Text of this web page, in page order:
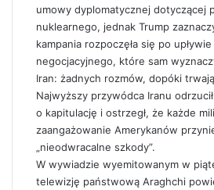
umowy dyplomatycznej dotyczącej
nuklearnego, jednak Trump
kampania rozpoczęła się po
negocjacyjnego, które sam
Iran: żadnych rozmów, dopóki
Najwyższy przywódca Iranu
o kapitulację i ostrzegł, że każde
zaangażowanie Amerykanów
„nieodwracalne szkody”.
W wywiadzie wyemitowanym w
telewizję państwową Araghchi